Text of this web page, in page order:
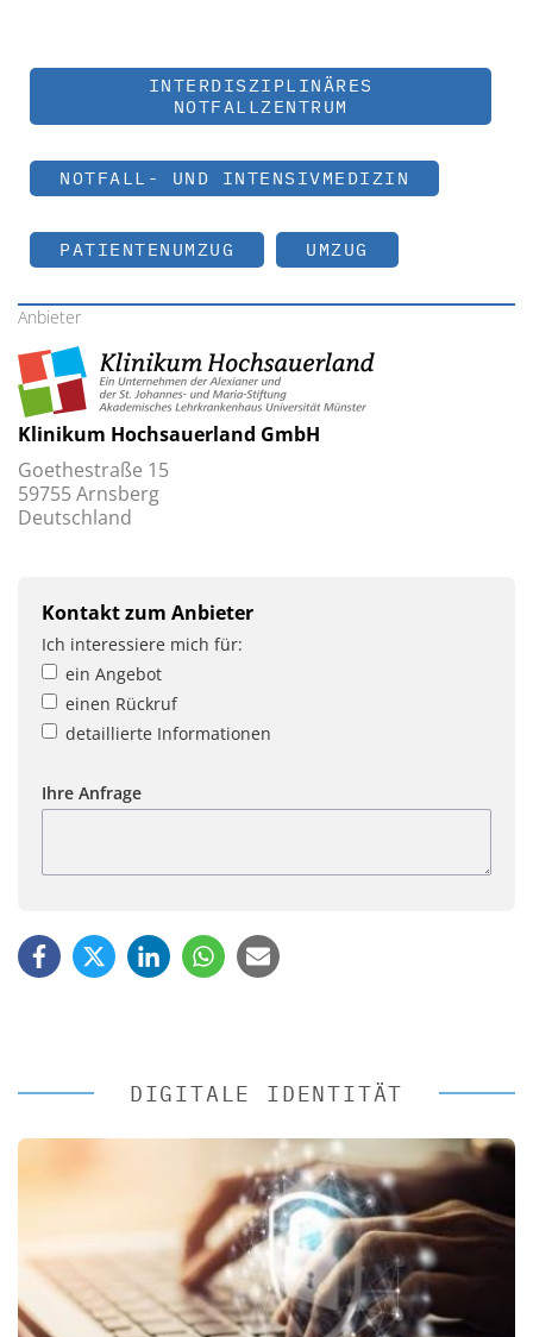
INTERDISZIPLINÄRES
NOTFALLZENTRUM
NOTFALL- UND INTENSIVMEDIZIN
PATIENTENUMZUG UMZUG
Anbieter
Klinikum Hochsauerland GmbH
Goethestraße 15
59755 Arnsberg
Deutschland
Kontakt zum Anbieter
Ich interessiere mich für:
ein Angebot
einen Rückruf
detaillierte Informationen
Ihre Anfrage
DIGITALE IDENTITÄT